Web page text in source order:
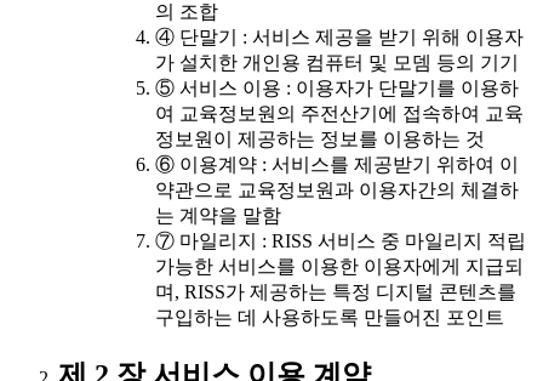
의 조합
④ 단말기 : 서비스 제공을 받기 위해 이용자
가 설치한 개인용 컴퓨터 및 모뎀 등의 기기
⑤ 서비스 이용 : 이용자가 단말기를 이용하
여 교육정보원의 주전산기에 접속하여 교육
정보원이 제공하는 정보를 이용하는 것
⑥ 이용계약 : 서비스를 제공받기 위하여 이
약관으로 교육정보원과 이용자간의 체결하
는 계약을 말함
⑦ 마일리지 : RISS 서비스 중 마일리지 적립
가능한 서비스를 이용한 이용자에게 지급되
며, RISS가 제공하는 특정 디지털 콘텐츠를
구입하는 데 사용하도록 만들어진 포인트